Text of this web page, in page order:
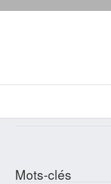
Mots-clés